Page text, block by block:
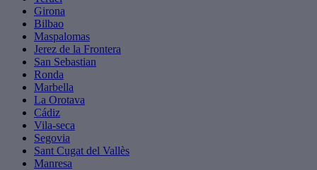
Girona
Bilbao
Maspalomas
Jerez de la Frontera
San Sebastian
Ronda
Marbella
La Orotava
Cádiz
Vila-seca
Segovia
Sant Cugat del Vallès
Manresa